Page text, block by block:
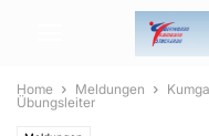
Home Meldungen
Übungsleiter